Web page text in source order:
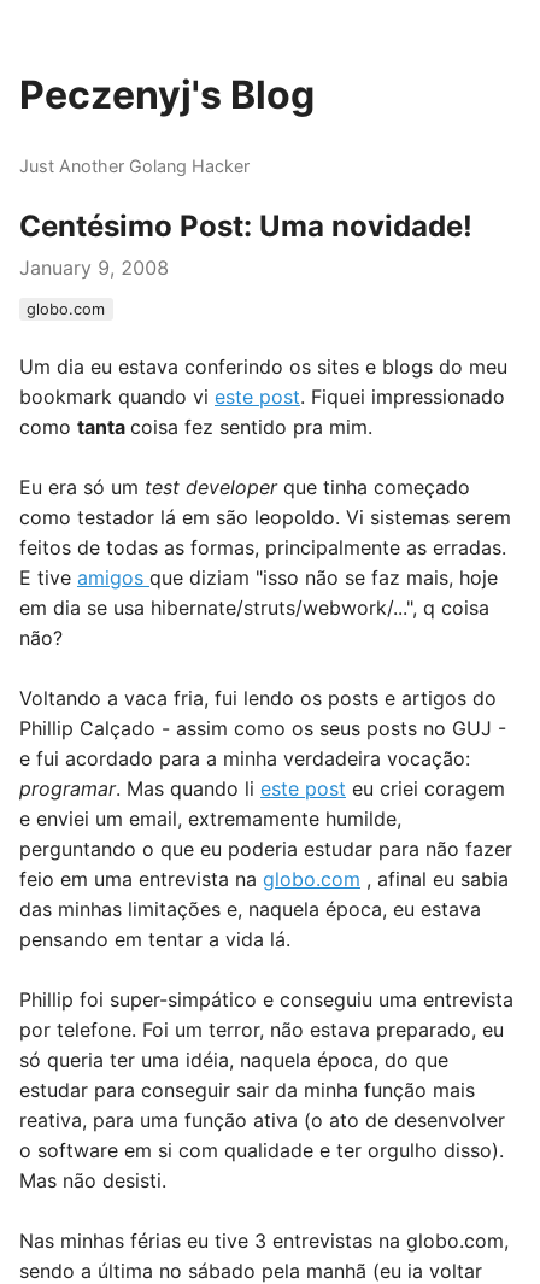
Peczenyj's Blog
Just Another Golang Hacker
Centésimo Post: Uma novidade!
January 9, 2008
globo.com
Um dia eu estava conferindo os sites e blogs do meu
bookmark quando vi este post. Fiquei impressionado
como tanta coisa fez sentido pra mim.
Eu era só um test developerque tinha começado
como testador lá em são leopoldo. Vi sistemas serem
feitos de todas as formas, principalmente as erradas.
E tive amigos que diziam "isso não se faz mais, hoje
em dia se usa hibernate/struts/webwork/...", q coisa
não?
Voltando a vaca fria, fui lendo os posts e artigos do
Phillip Calçado - assim como os seus posts no GUJ -
e fui acordado para a minha verdadeira vocação:
programar. Mas quando li este post eu criei coragem
e enviei um email, extremamente humilde,
perguntando o que eu poderia estudar para não fazer
feio em uma entrevista na globo.com , afinal eu sabia
das minhas limitações e, naquela época, eu estava
pensando em tentar a vida lá.
Phillip foi super-simpático e conseguiu uma entrevista
por telefone. Foi um terror, não estava preparado, eu
só queria ter uma idéia, naquela época, do que
estudar para conseguir sair da minha função mais
reativa, para uma função ativa (o ato de desenvolver
o software em si com qualidade e ter orgulho disso).
Mas não desisti.
Nas minhas férias eu tive 3 entrevistas na globo.com,
sendo a última no sábado pela manhã (eu ia voltar